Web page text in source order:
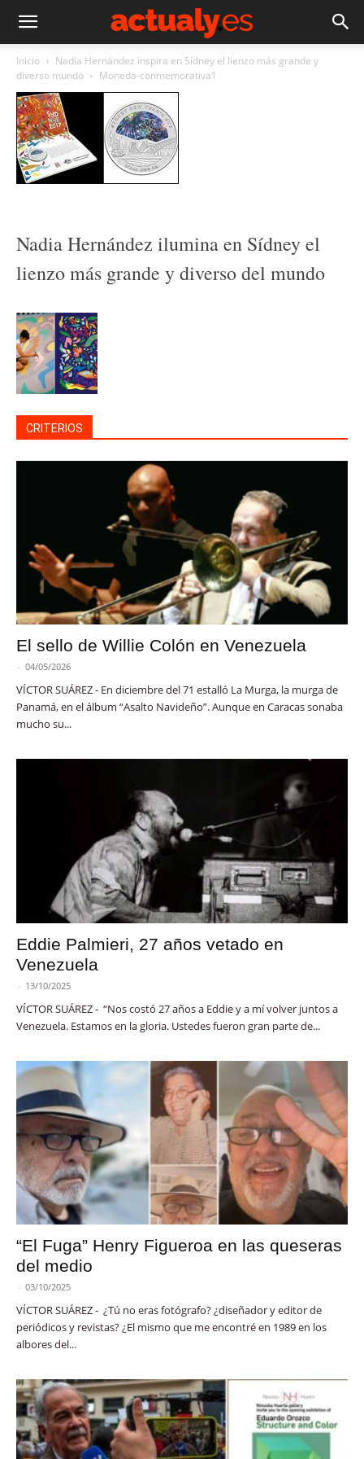
Inicio
Nadia Hernández inspira en Sídney el lienzo más grande y
diverso mundo
Moneda-conmemorativa1
Nadia Hernández ilumina en Sídney el
lienzo más grande y diverso del mundo
CRITERIOS
El sello de Willie Colón en Venezuela
- 04/05/2026
VÍCTOR SUÁREZ - En diciembre del 71 estalló La Murga, la murga de
Panamá, en el álbum “Asalto Navideño”. Aunque en Caracas sonaba
mucho su...
Eddie Palmieri, 27 años vetado en
Venezuela
- 13/10/2025
VÍCTOR SUÁREZ - “Nos costó 27 años a Eddie y a mí volver juntos a
Venezuela. Estamos en la gloria. Ustedes fueron gran parte de...
“El Fuga” Henry Figueroa en las queseras
del medio
- 03/10/2025
VÍCTOR SUÁREZ - ¿Tú no eras fotógrafo? ¿diseñador y editor de
periódicos y revistas? ¿El mismo que me encontré en 1989 en los
albores del...